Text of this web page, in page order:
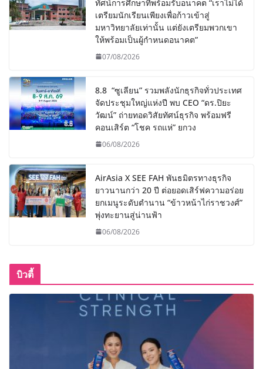
ทัศน์การศึกษาที่พร้อมรับอนาคต “เราไม่ได้
เตรียมนักเรียนเพียงเพื่อก้าวเข้าสู่
มหาวิทยาลัยเท่านั้น แต่ยังเตรียมพวกเขา
ให้พร้อมเป็นผู้กำหนดอนาคต”
07/08/2026
8.8 “ซูเลียน” รวมพลังนักธุรกิจทั่วประเทศ
จัดประชุมใหญ่แห่งปี พบ CEO “ดร.ปิยะ
วัฒน์” ถ่ายทอดวิสัยทัศน์ธุรกิจ พร้อมฟรี
คอนเสิร์ต “โชค รถแห่” ยกวง
06/08/2026
AirAsia X SEE FAH พันธมิตรทางธุรกิจ
ยาวนานกว่า 20 ปี ต่อยอดเสิร์ฟความอร่อย
ยกเมนูระดับตำนาน “ข้าวหน้าไก่ราชวงศ์”
พุ่งทะยานสู่น่านฟ้า
06/08/2026
บิวตี้